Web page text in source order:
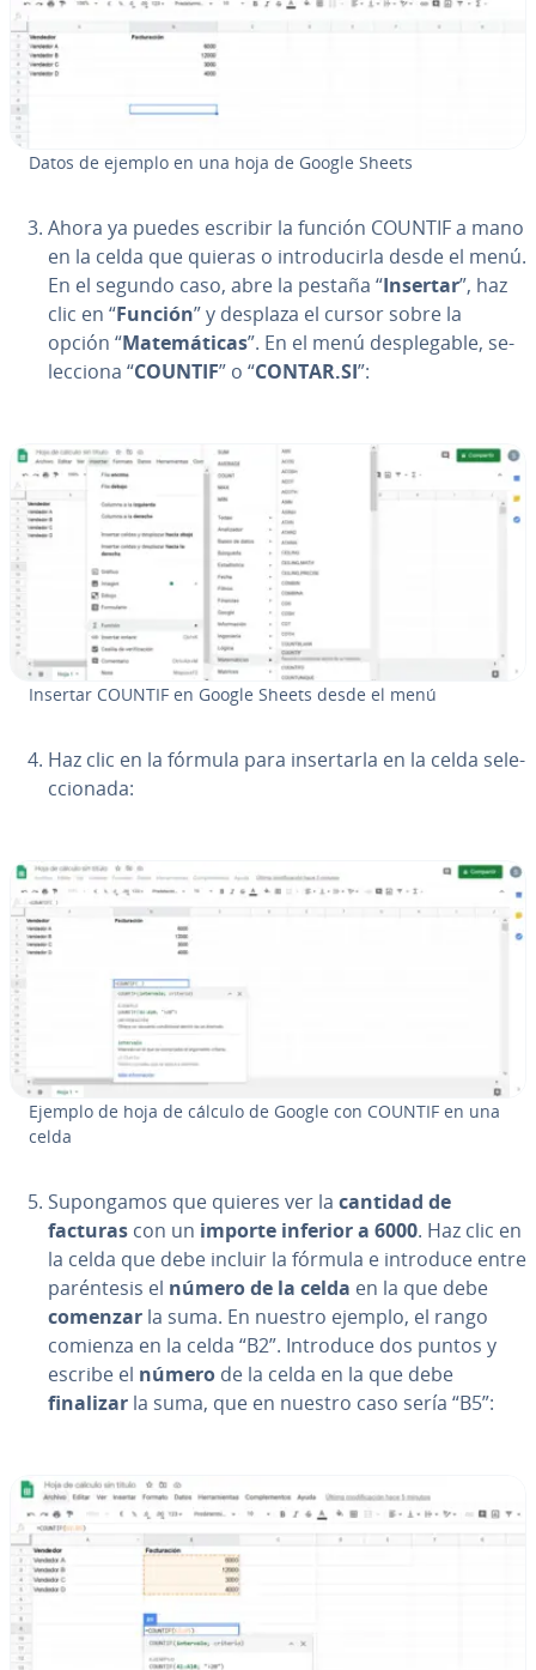
Datos de ejemplo en una hoja de Google Sheets
Ahora ya puedes escribir la función COUNTIF a mano
en la celda que quieras o in­tro­du­ci­r­la desde el menú.
En el segundo caso, abre la pestaña “Insertar”, haz
clic en “Función” y desplaza el cursor sobre la
opción “Ma­te­má­ti­cas”. En el menú de­s­ple­ga­ble, se­
le­c­cio­na “COUNTIF” o “CONTAR.SI”:
Insertar COUNTIF en Google Sheets desde el menú
Haz clic en la fórmula para in­se­r­tar­la en la celda se­le­
c­cio­na­da:
Ejemplo de hoja de cálculo de Google con COUNTIF en una
celda
Su­po­n­ga­mos que quieres ver la cantidad de
facturas con un importe inferior a 6000. Haz clic en
la celda que debe incluir la fórmula e introduce entre
pa­ré­n­te­sis el número de la celda en la que debe
comenzar la suma. En nuestro ejemplo, el rango
comienza en la celda “B2”. Introduce dos puntos y
escribe el número de la celda en la que debe
finalizar la suma, que en nuestro caso sería “B5”: